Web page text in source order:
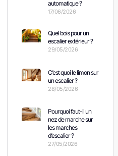
automatique ?
17/06/2026
Quel bois pour un
escalier extérieur ?
29/05/2026
C’est quoi le limon sur
un escalier ?
28/05/2026
Pourquoi faut-il un
nez de marche sur
les marches
d’escalier ?
27/05/2026